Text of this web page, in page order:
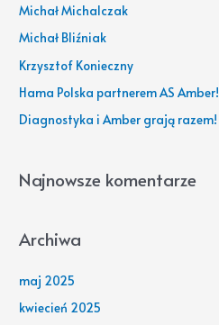
d
l
a
:
Michał Michalczak
Michał Bliźniak
Krzysztof Konieczny
Hama Polska partnerem AS Amber!
Diagnostyka i Amber grają razem!
Najnowsze komentarze
Archiwa
maj 2025
kwiecień 2025